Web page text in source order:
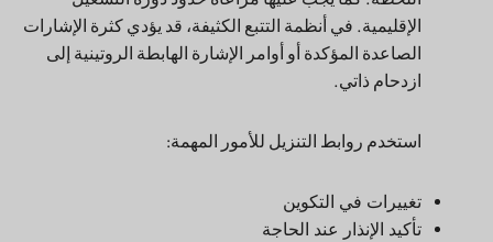
الإقليمية. في أنظمة التتبع الكثيفة، قد يؤدي كثرة الإشارات
الصاعدة المؤكدة أو أوامر الإشارة الهابطة الروتينية إلى
ازدحام ذاتي.
استخدم روابط التنزيل للأمور المهمة:
تغييرات في التكوين
تأكيد الإنذار عند الحاجة